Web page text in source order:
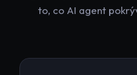
to, co AI agent